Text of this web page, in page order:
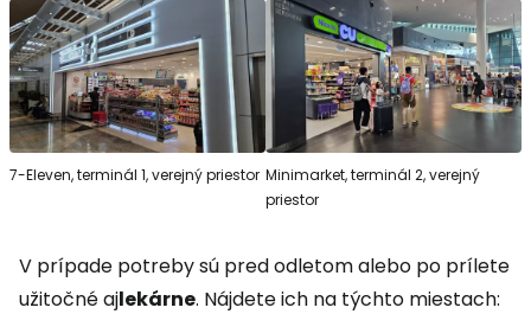
7-Eleven, terminál 1, verejný priestor Minimarket, terminál 2, verejný
priestor
V prípade potreby sú pred odletom alebo po prílete
užitočné ajlekárne. Nájdete ich na týchto miestach: